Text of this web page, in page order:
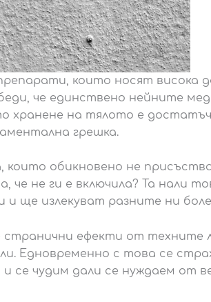
които носят висока
че единствено нейните
хранене на тялото е
грешка.
обикновено не
не ги е включила? Та нали
ще излекуват разните ни
ефекти от техните
Едновременно с това се
се чудим дали се нуждаем от